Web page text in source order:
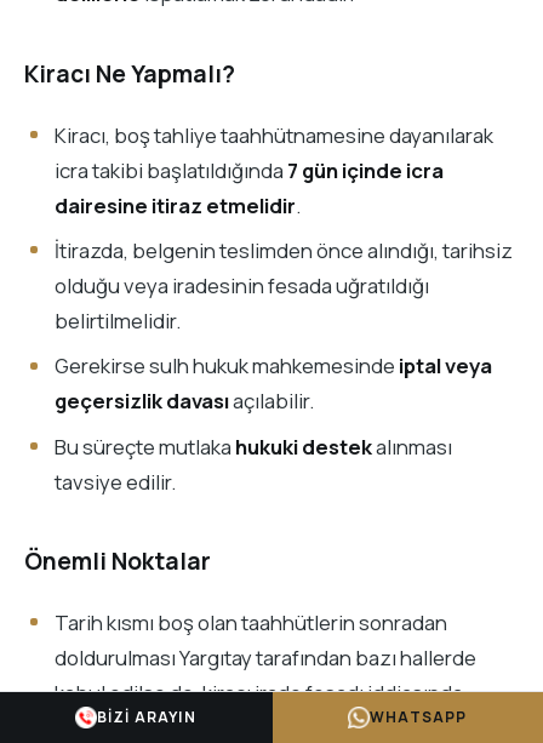
Kiracı Ne Yapmalı?
Kiracı, boş tahliye taahhütnamesine dayanılarak
icra takibi başlatıldığında 7 gün içinde icra
dairesine itiraz etmelidir.
İtirazda, belgenin teslimden önce alındığı, tarihsiz
olduğu veya iradesinin fesada uğratıldığı
belirtilmelidir.
Gerekirse sulh hukuk mahkemesinde iptal veya
geçersizlik davasıaçılabilir.
Bu süreçte mutlaka hukuki destekalınması
tavsiye edilir.
Önemli Noktalar
Tarih kısmı boş olan taahhütlerin sonradan
doldurulması Yargıtay tarafından bazı hallerde
kabul edilse de, kiracı irade fesadı iddiasında
bulunabilir.
BIZI ARAYIN WHATSAPP